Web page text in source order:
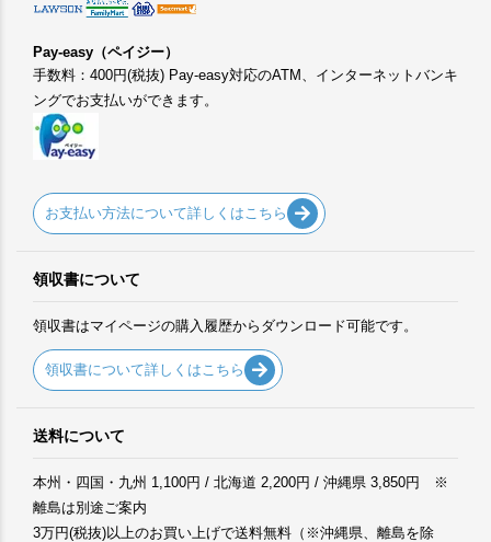
Pay-easy（ペイジー）
手数料：400円(税抜) Pay-easy対応のATM、インターネットバンキ
ングでお支払いができます。
お支払い方法について詳しくはこちら
領収書について
領収書はマイページの購入履歴からダウンロード可能です。
領収書について詳しくはこちら
送料について
本州・四国・九州 1,100円 / 北海道 2,200円 / 沖縄県 3,850円 ※
離島は別途ご案内
3万円(税抜)以上のお買い上げで送料無料（※沖縄県、離島を除